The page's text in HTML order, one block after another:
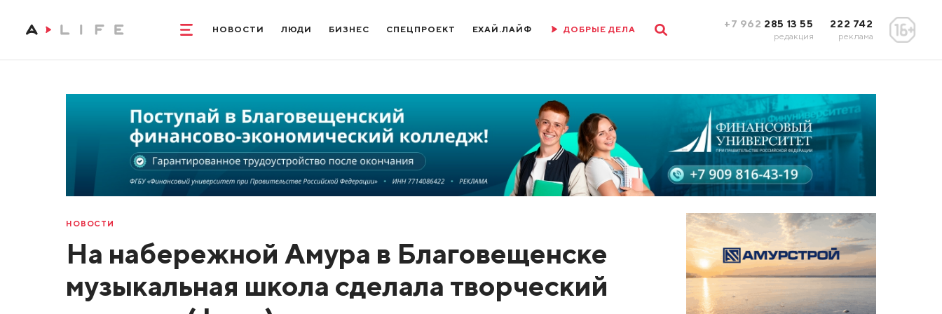
НОВОСТИ ЛЮДИ БИЗНЕС СПЕЦПРОЕКТ ЕХАЙ.ЛАЙФ ДОБРЫЕ ДЕЛА +7 962 285 13 55
редакция
222 742
реклама
НОВОСТИ
На набережной Амура в Благовещенске
музыкальная школа сделала творческий